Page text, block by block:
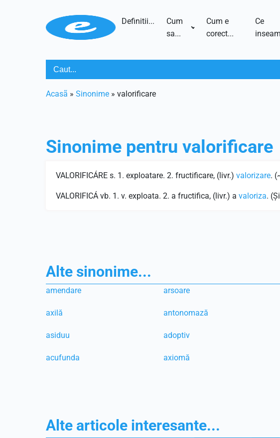
Definitii...
Cum
sa...
Cum e
corect...
Ce
Acasã » Sinonime » valorificare
Sinonime pentru valorificare
VALORIFICÁRE s. 1. exploatare. 2. fructificare, (livr.) valorizare.
VALORIFICÁ vb. 1. v. exploata. 2. a fructifica, (livr.) a valoriza.
Alte sinonime...
amendare arsoare
axilă antonomază
asiduu adoptiv
acufunda axiomă
Alte articole interesante...